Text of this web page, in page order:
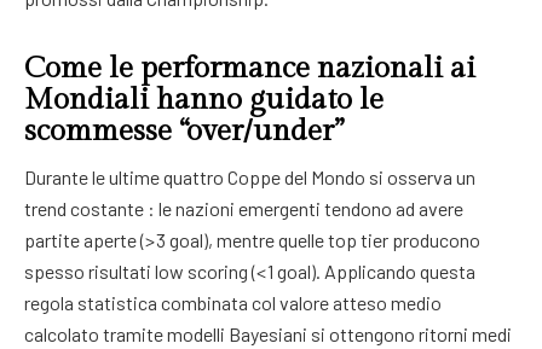
Come le performance nazionali ai
Mondiali hanno guidato le
scommesse “over/under”
Durante le ultime quattro Coppe del Mondo si osserva un
trend costante : le nazioni emergenti tendono ad avere
partite aperte (> 3 goal), mentre quelle top tier producono
spesso risultati low scoring (< 1 goal). Applicando questa
regola statistica combinata col valore atteso medio
calcolato tramite modelli Bayesiani si ottengono ritorni medi